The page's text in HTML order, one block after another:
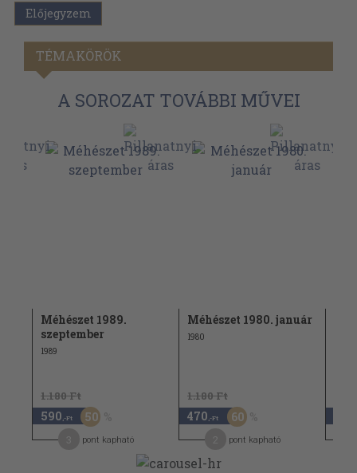
Előjegyzem
TÉMAKÖRÖK
A SOROZAT TOVÁBBI MŰVEI
Méhészet 1989.
szeptember
1989
1.180 Ft
590 ,-Ft 50
pont kapható
Méhészet 1980. január
1980
1.180 Ft
470 ,-Ft 60
pont kapható